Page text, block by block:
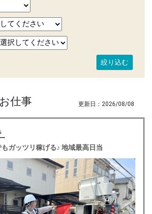
仕事 2026/08/08
ガッツリ稼げる♪ 地域最高日当